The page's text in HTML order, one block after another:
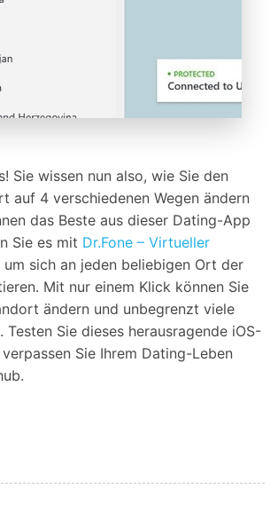
Sie wissen nun also, wie Sie den
auf 4 verschiedenen Wegen ändern
das Beste aus dieser Dating-App
Sie es mit Dr.Fone – Virtueller
um sich an jeden beliebigen Ort der
Mit nur einem Klick können Sie
ändern und unbegrenzt viele
Testen Sie dieses herausragende iOS-
Sie Ihrem Dating-Leben